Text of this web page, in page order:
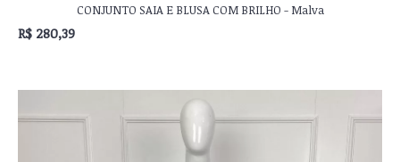
CONJUNTO SAIA E BLUSA COM BRILHO - Malva
R$ 280,39